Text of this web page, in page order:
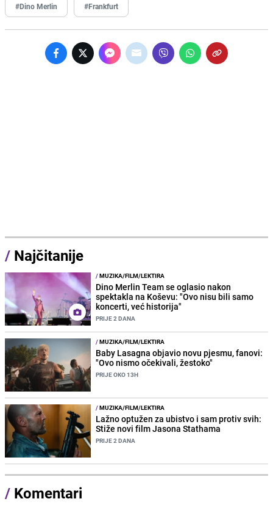
#Dino Merlin #Frankfurt
/ Najčitanije
/MUZIKA/FILM/LEKTIRA
Dino Merlin Team se oglasio nakon
spektakla na Koševu: "Ovo nisu bili samo
koncerti, već historija"
PRIJE 2 DANA
/MUZIKA/FILM/LEKTIRA
Baby Lasagna objavio novu pjesmu, fanovi:
"Ovo nismo očekivali, žestoko"
PRIJE OKO 13H
/MUZIKA/FILM/LEKTIRA
Lažno optužen za ubistvo i sam protiv svih:
Stiže novi film Jasona Stathama
PRIJE 2 DANA
/ Komentari